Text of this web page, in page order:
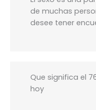
de muchas
desee tener
Que significa el
hoy